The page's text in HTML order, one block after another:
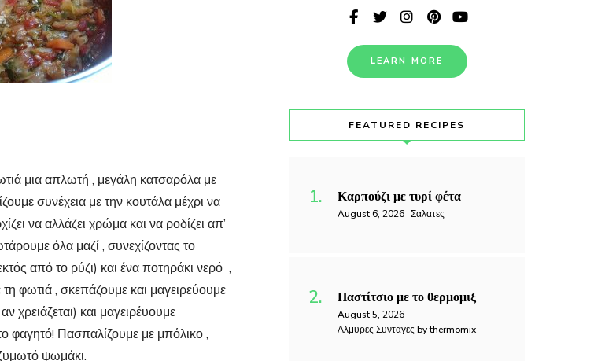
μια απλωτή , μεγάλη κατσαρόλα με
συνέχεια με την κουτάλα μέχρι να
να αλλάζει χρώμα και να ροδίζει απ’
όλα μαζί , συνεχίζοντας το
από το ρύζι) και ένα ποτηράκι νερό ,
φωτιά , σκεπάζουμε και μαγειρεύουμε
χρειάζεται) και μαγειρέυουμε
φαγητό! Πασπαλίζουμε με μπόλικο ,
ψωμάκι.
LEARN MORE
FEATURED RECIPES
Καρπούζι με τυρί φέτα
August 6, 2026 Σαλατες
Παστίτσιο με το θερμομιξ
August 5, 2026
Αλμυρες Συνταγες by thermomix